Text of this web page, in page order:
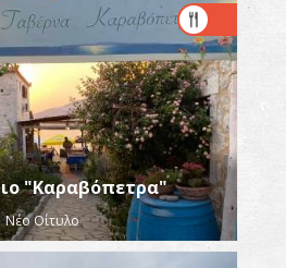
"Καραβόπετρα"
Νέο Οίτυλο